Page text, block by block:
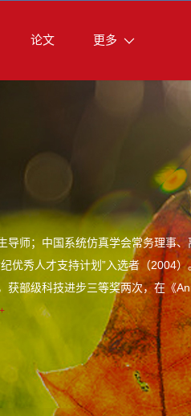
论文 更多
师；中国系统仿真学会常务理事
优秀人才支持计划”入选者（2004
获部级科技进步三等奖两次，在《